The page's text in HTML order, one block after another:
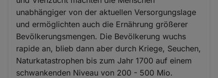
unabhängiger von der aktuellen Versorgungslage
und ermöglichten auch die Ernährung größerer
Bevölkerungsmengen. Die Bevölkerung wuchs
rapide an, blieb dann aber durch Kriege, Seuchen,
Naturkatastrophen bis zum Jahr 1700 auf einem
schwankenden Niveau von 200 - 500 Mio.